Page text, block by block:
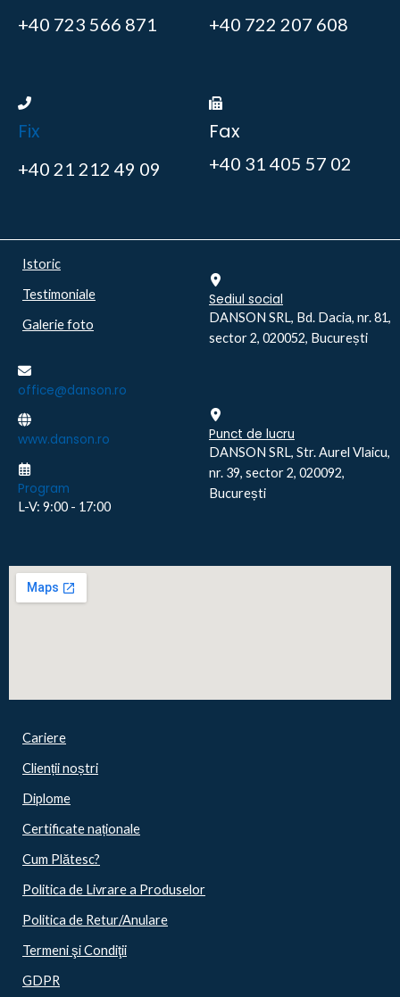
+40 723 566 871 +40 722 207 608
Fix
+40 21 212 49 09
Fax
+40 31 405 57 02
Istoric
Testimoniale
Galerie foto
office@danson.ro
www.danson.ro
Program
L-V: 9:00 - 17:00
Sediul social
DANSON SRL, Bd. Dacia, nr. 81,
sector 2, 020052, București
Punct de lucru
DANSON SRL, Str. Aurel Vlaicu,
nr. 39, sector 2, 020092,
București
Cariere
Clienții noștri
Diplome
Certificate naționale
Cum Plătesc?
Politica de Livrare a Produselor
Politica de Retur/Anulare
Termeni şi Condiţii
GDPR